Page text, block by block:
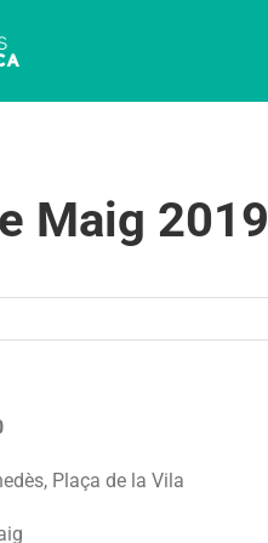
Maig 2019
Plaça de la Vila